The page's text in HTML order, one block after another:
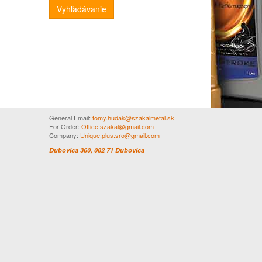
Vyhľadávanie
General Email: tomy.hudak@szakalmetal.sk
For Order: Office.szakal@gmail.com
Company: Unique.plus.sro@gmail.com
Dubovica 360, 082 71 Dubovica